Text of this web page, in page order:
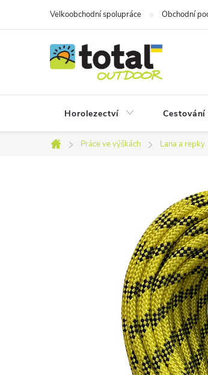
Velkoobchodní spolupráce Obchodní
Horolezectví
Domů
Práce ve výškách Lana a repky